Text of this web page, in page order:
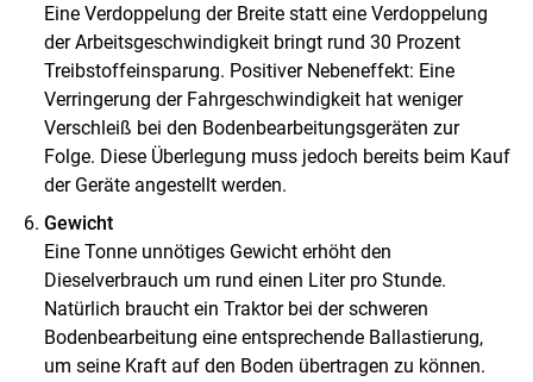
Eine Verdoppelung der Breite statt eine Verdoppelung
der Arbeitsgeschwindigkeit bringt rund 30 Prozent
Treibstoffeinsparung. Positiver Nebeneffekt: Eine
Verringerung der Fahrgeschwindigkeit hat weniger
Verschleiß bei den Bodenbearbeitungsgeräten zur
Folge. Diese Überlegung muss jedoch bereits beim Kauf
der Geräte angestellt werden.
Gewicht
Eine Tonne unnötiges Gewicht erhöht den
Dieselverbrauch um rund einen Liter pro Stunde.
Natürlich braucht ein Traktor bei der schweren
Bodenbearbeitung eine entsprechende Ballastierung,
um seine Kraft auf den Boden übertragen zu können.